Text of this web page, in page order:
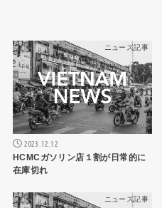
ニュース記事
2023.12.12
HCMCガソリン店１割が日常的に
在庫切れ
ニュース記事